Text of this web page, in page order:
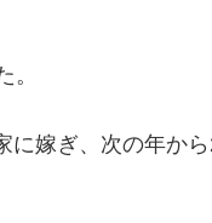
。
嫁ぎ、次の年か